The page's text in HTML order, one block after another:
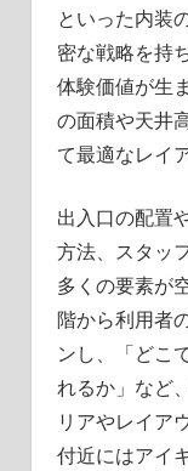
といった内装
密な戦略を持
体験価値が生
の面積や天井
て最適なレイ
出入口の配置
方法、スタッ
多くの要素が
階から利用者
ンし、「どこ
れるか」など
リアやレイア
付近にはアイ